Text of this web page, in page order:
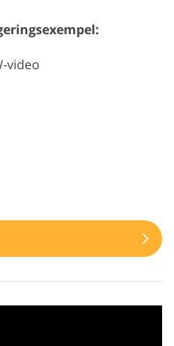
video